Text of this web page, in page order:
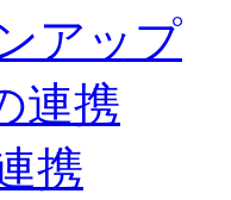
アップ
連携
携